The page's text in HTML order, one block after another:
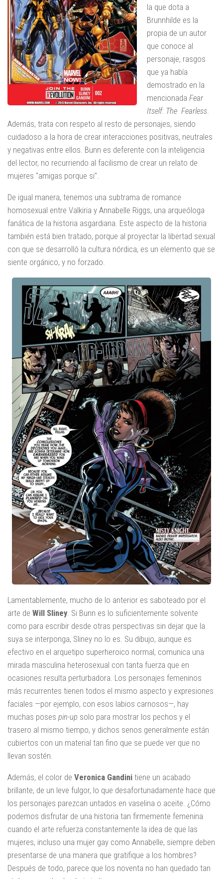
la que dota a
Brunnhilde es la
propia de un autor
que conoce al
personaje, rasgos
que ya había
demostrado en la
mencionada Fear
Itself: The Fearless.
Además, trata con respeto al resto de personajes, siendo
cuidadoso a la hora de crear interacciones positivas, neutrales
y negativas entre ellos. Bunn es deferente con la inteligencia
del lector, no recurriendo al facilismo de crear un relato de
mujeres "amigas porque si".
De igual manera, tenemos una subtrama de romance
homosexual entre Valkiria y Annabelle Riggs, una arqueóloga
fanática de la historia asgardiana. Este aspecto de la historia
también está bien tratado, porque al proyectar la libertad sexual
con que se desarrolló la cultura nórdica, es un elemento que se
siente orgánico, y no forzado.
Lamentablemente, mucho de lo anterior es saboteado por el
arte de Will Sliney. Si Bunn es lo suficientemente solvente
como para escribir desde otras perspectivas sin dejar que la
suya se interponga, Sliney no lo es. Su dibujo, aunque es
efectivo en el arquetipo superheroico normal, comunica una
mirada masculina heterosexual con tanta fuerza que en
ocasiones resulta perturbadora. Los personajes femeninos
más recurrentes tienen todos el mismo aspecto y expresiones
faciales —por ejemplo, con esos labios carnosos—, hay
muchas poses pin-up solo para mostrar los pechos y el
trasero al mismo tiempo, y dichos senos generalmente están
cubiertos con un material tan fino que se puede ver que no
llevan sostén.
Además, el color de Veronica Gandini tiene un acabado
brillante, de un leve fulgor, lo que desafortunadamente hace que
los personajes parezcan untados en vaselina o aceite. ¿Cómo
podemos disfrutar de una historia tan firmemente femenina
cuando el arte refuerza constantemente la idea de que las
mujeres, incluso una mujer gay como Annabelle, siempre deben
presentarse de una manera que gratifique a los hombres?
Después de todo, parece que los noventa no han quedado tan